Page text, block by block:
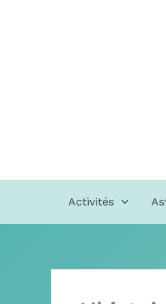
Activités